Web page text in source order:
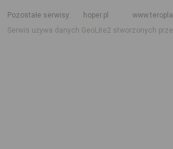
Pozostałe serwisy
hoper.pl
Serwis używa danych GeoLite2 stworzonych